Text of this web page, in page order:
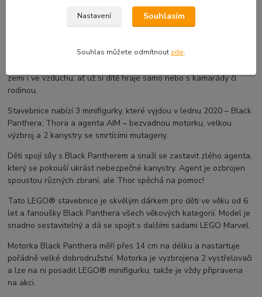
na zemi i ve vzduchu! Tato sada Marvel Avengers dětem otevře
svět super silných strojů a napínavých příběhů.
které si zamilují. Se 3 parádními minifigurkami a úchvatnou škálou
zemi i ve vzduchu, ať už si dítě hraje samo nebo s kamarády či
rodinou.
Stavebnice nabízí 3 minifigurky, které vyjdou v lednu 2020 – Black
Panthera, Thora a agenta AIM – bezvadnou motorku, velkou
výzbroj a 2 kanystry se smrtícími mutageny.
Děti spojí síly s Black Pantherem a snaží se zastavit zlého agenta,
který se pokouší ukrást nebezpečné kanystry. Agent je ozbrojen
spoustou různých zbraní, ale Thor spěchá na pomoc!
Tato LEGO® stavebnice je skvělým dárkem pro děti ve věku od 6
let a fanoušky Black Panthera všech věkových kategorií. Model je
snadno sestavitelný a dá se spojit s dalšími sadami LEGO Marvel.
Motorka Black Panthera měří přes 14 cm na délku a nastartuje
pořádně velké dobrodružství. Motorka je vyzbrojena 2 vystřelovači
a lze na ni posadit LEGO® minifigurku, takže je vždy připravena
na akci.
Nastavení Souhlasím
Souhlas můžete odmítnout zde.